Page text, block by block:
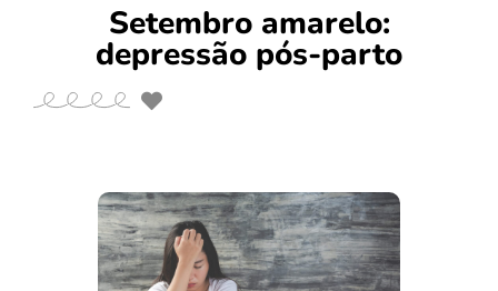
Setembro amarelo:
depressão pós-parto